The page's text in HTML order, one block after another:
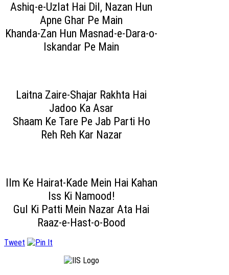
Ashiq-e-Uzlat Hai Dil, Nazan Hun
Apne Ghar Pe Main
Khanda-Zan Hun Masnad-e-Dara-o-
Iskandar Pe Main
Laitna Zaire-Shajar Rakhta Hai
Jadoo Ka Asar
Shaam Ke Tare Pe Jab Parti Ho
Reh Reh Kar Nazar
Ilm Ke Hairat-Kade Mein Hai Kahan
Iss Ki Namood!
Gul Ki Patti Mein Nazar Ata Hai
Raaz-e-Hast-o-Bood
Tweet